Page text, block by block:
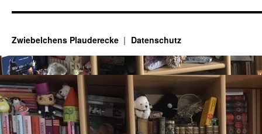
Zwiebelchens Plauderecke Datenschutz